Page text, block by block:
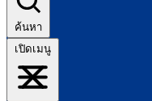
ค้นหา
เปิดเมนู